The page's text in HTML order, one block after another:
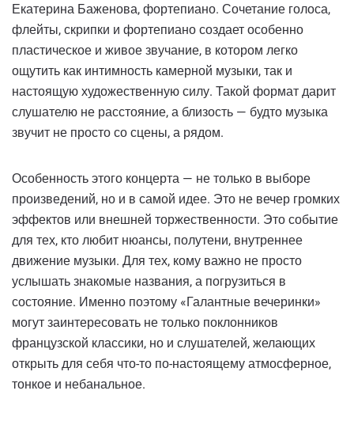
Екатерина Баженова, фортепиано. Сочетание голоса,
флейты, скрипки и фортепиано создает особенно
пластическое и живое звучание, в котором легко
ощутить как интимность камерной музыки, так и
настоящую художественную силу. Такой формат дарит
слушателю не расстояние, а близость — будто музыка
звучит не просто со сцены, а рядом.
Особенность этого концерта — не только в выборе
произведений, но и в самой идее. Это не вечер громких
эффектов или внешней торжественности. Это событие
для тех, кто любит нюансы, полутени, внутреннее
движение музыки. Для тех, кому важно не просто
услышать знакомые названия, а погрузиться в
состояние. Именно поэтому «Галантные вечеринки»
могут заинтересовать не только поклонников
французской классики, но и слушателей, желающих
открыть для себя что-то по-настоящему атмосферное,
тонкое и небанальное.